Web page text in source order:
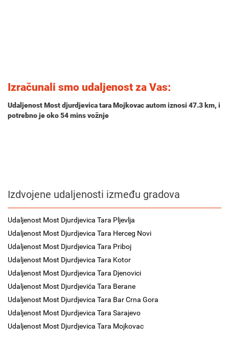
Izračunali smo udaljenost za Vas:
Udaljenost Most djurdjevica tara Mojkovac autom iznosi 47.3 km, i
potrebno je oko54 minsvožnje
Izdvojene udaljenosti između gradova
Udaljenost Most Djurdjevica Tara Pljevlja
Udaljenost Most Djurdjevica Tara Herceg Novi
Udaljenost Most Djurdjevica Tara Priboj
Udaljenost Most Djurdjevica Tara Kotor
Udaljenost Most Djurdjevica Tara Djenovici
Udaljenost Most Djurdjevića Tara Berane
Udaljenost Most Djurdjevica Tara Bar Crna Gora
Udaljenost Most Djurdjevica Tara Sarajevo
Udaljenost Most Djurdjevica Tara Mojkovac